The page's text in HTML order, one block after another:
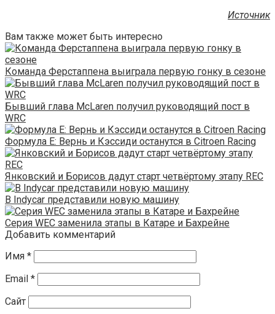
Источник
Вам также может быть интересно
Команда Ферстаппена выиграла первую гонку в сезоне
Бывший глава McLaren получил руководящий пост в
WRC
Формула Е: Вернь и Кэссиди останутся в Citroen Racing
Янковский и Борисов дадут старт четвёртому этапу REC
В Indycar представили новую машину
Серия WEC заменила этапы в Катаре и Бахрейне
Добавить комментарий
Имя *
Email *
Сайт